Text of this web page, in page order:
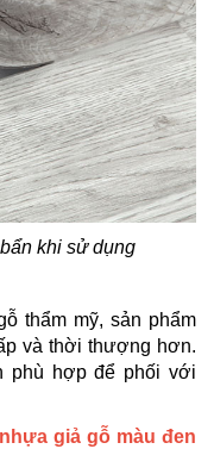
khi sử dụng
thẩm mỹ, sản phẩm
và thời thượng hơn.
phù hợp để phối với
giả gỗ màu đen